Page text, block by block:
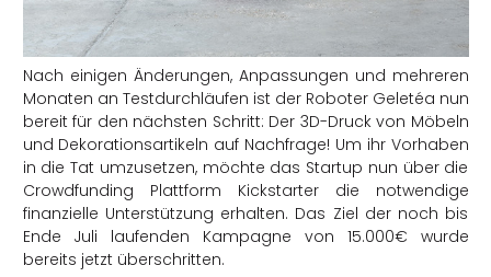
Nach einigen Änderungen, Anpassungen und mehreren
Monaten an Testdurchläufen ist der Roboter Geletéa nun
bereit für den nächsten Schritt: Der 3D-Druck von Möbeln
und Dekorationsartikeln auf Nachfrage! Um ihr Vorhaben
in die Tat umzusetzen, möchte das Startup nun über die
Crowdfunding Plattform Kickstarter die notwendige
finanzielle Unterstützung erhalten. Das Ziel der noch bis
Ende Juli laufenden Kampagne von 15.000€ wurde
bereits jetzt überschritten.